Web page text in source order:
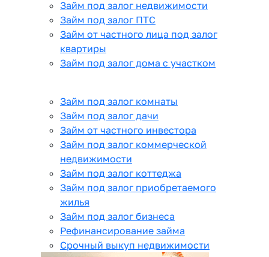
Займ под залог недвижимости
Займ под залог ПТС
Займ от частного лица под залог
квартиры
Займ под залог дома с участком
Займ под залог комнаты
Займ под залог дачи
Займ от частного инвестора
Займ под залог коммерческой
недвижимости
Займ под залог коттеджа
Займ под залог приобретаемого
жилья
Займ под залог бизнеса
Рефинансирование займа
Срочный выкуп недвижимости